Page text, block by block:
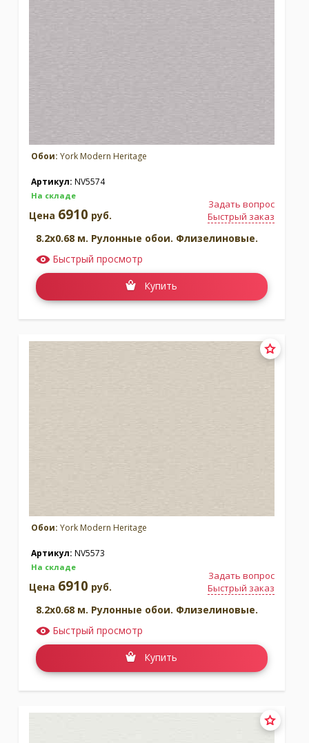
Обои: York Modern Heritage
Артикул: NV5574
На складе
Задать вопрос
Быстрый заказ
Цена 6910 руб.
8.2x0.68 м. Рулонные обои. Флизелиновые.
Быстрый просмотр
Купить
Обои: York Modern Heritage
Артикул: NV5573
На складе
Задать вопрос
Быстрый заказ
Цена 6910 руб.
8.2x0.68 м. Рулонные обои. Флизелиновые.
Быстрый просмотр
Купить